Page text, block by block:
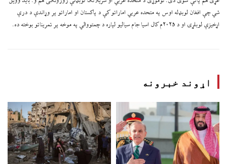
شي چې افغان لوبډله اوس په متحده عربي اماراتو کې د پاکستان او اماراتو پر وړاندې د درې
اړخیزې لوبلړۍ او د ۲۰۲۵م کال اسیا جام سیالیو لپاره د چمتووالي په موخه پر تمریناتو بوخته ده.
اړوند خبرونه